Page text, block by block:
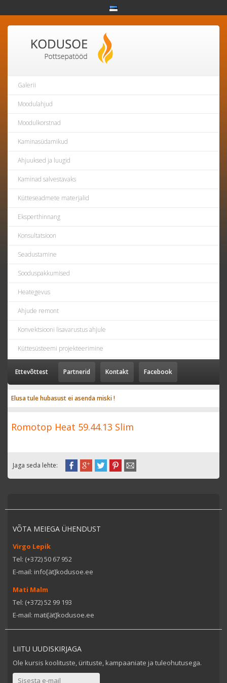
Galerii
Moodulahjud
Moodulkorstnad
Kaminasüdamikud
Ahjuuksed ja luugid
Kaminad salvestavaks
Kütteseadmete materjalid
Eksperthinnang
Konsultatsioon
Seadustamine
Sooduspakkumised
Heategevus
Ahjude remont
Konvektsiooni lisavarustus ahjule
Küttesüsteemi projekteerimine
Ettevõttest Partnerid Kontakt Facebook
Elusa tule hubasust ei asenda miski !
Romotop Heat 59.44.13 Slim
Jaga seda lehte:
VÕTA MEIEGA ÜHENDUST
Virgo Lepik
Tel: (+372) 50 67 952
E-mail: info[ät]kodusoe.ee
Mati Malm
Tel: (+372) 52 99 193
E-mail: mati[ät]kodusoe.ee
LIITU UUDISKIRJAGA
Ole kursis koolituste, ürituste, kampaaniate ja tuleohutusega.